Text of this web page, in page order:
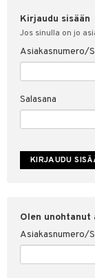
Fitness
Koti & Sisustus
Lelut, Lapsi &
Tuotemerkkejä
Kirjaudu sisään
Jos sinulla on jo
Asiakasnumero/
Salasana
Olen
Asiakasnumero/
& vastauksia
suojaus